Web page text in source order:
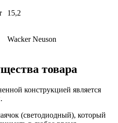
15,2
Wacker Neuson
товара
конструкцией является
(светодиодный), который